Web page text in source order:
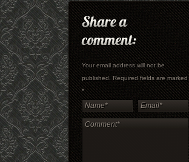
Your email address will not be
published. Required fields are marked
*